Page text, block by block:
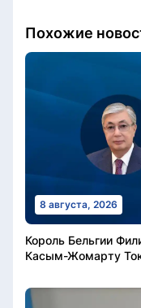
Похожие
8 августа, 2026
Король Бельгии
Касым-Жомарту